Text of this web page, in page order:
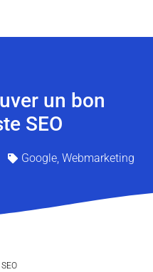
un bon
SEO
Google Webmarketing